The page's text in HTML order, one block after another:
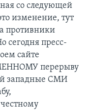
со следующей
изменение, тут
противники
сегодня пресс-
сайте
перерыву
западные СМИ